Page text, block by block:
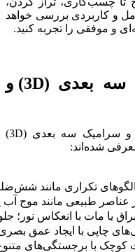
و کاربردی بررسی خواهد
و موفقی را تجربه کنید.
انواع کاشی و سرامیک سه بعدی (3D) و
در جدول زیر، رایج‌ترین انواع کاشی و سرامیک سه‌ بعدی (3D)
شده‌اند:
تکراری مانند
عناصر طبیعی مانند موج
یا مات با انعکاس نور؛
چاپی با ایجاد عمق
کوچک با برجستگی‌های